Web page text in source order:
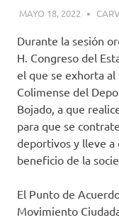
MAYO 18, 2022
Durante la sesión
H. Congreso del
el que se exhorta
Colimense del
Bojado, a que
para que se
deportivos y lleve a
beneficio de la
El Punto de
Movimiento